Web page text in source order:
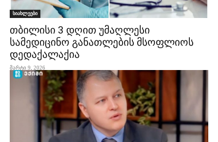
სიახლეები
თბილისი 3 დღით უმაღლესი
სამედიცინო განათლების მსოფლიოს
დედაქალაქია
მარტი 9, 2026